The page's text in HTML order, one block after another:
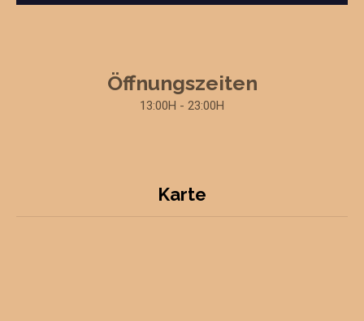
Öffnungszeiten
13:00H - 23:00H
Karte